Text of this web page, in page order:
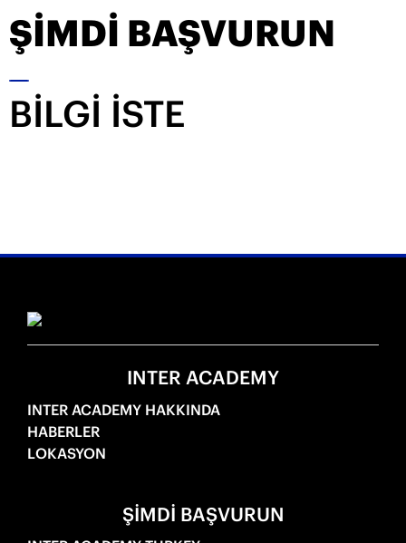
ŞIMDI BAŞVURUN
BILGI İSTE
INTER ACADEMY
INTER ACADEMY HAKKINDA
HABERLER
LOKASYON
ŞIMDI BAŞVURUN